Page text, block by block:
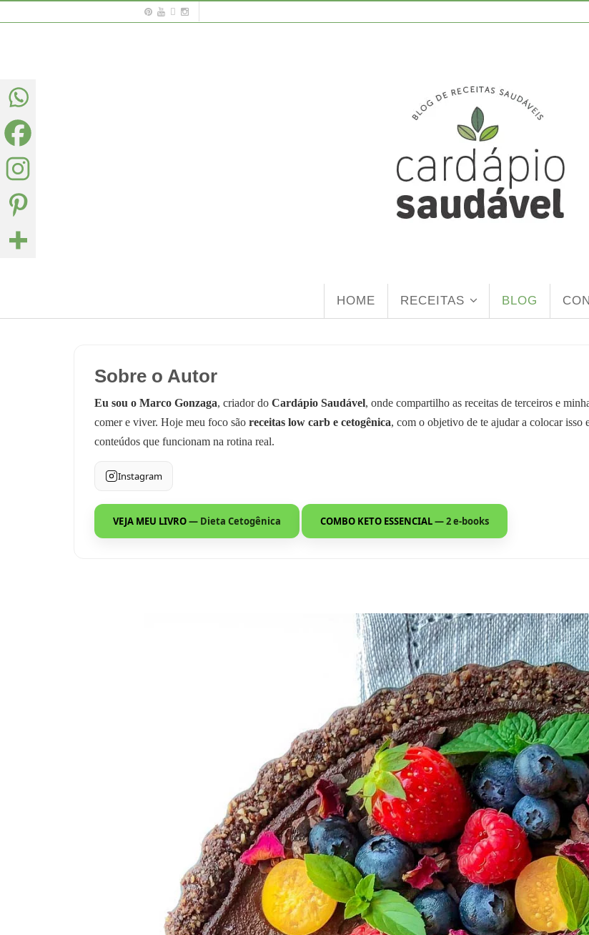
HOME RECEITAS BLOG
Sobre o Autor
Eu sou o Marco Gonzaga, criador do Cardápio Saudável, onde compartilho as receitas de terceiros e
comer e viver. Hoje meu foco são receitas low carb e cetogênica, com o objetivo de te ajudar a colocar isso
conteúdos que funcionam na rotina real.
Instagram
VEJA MEU LIVRO— Dieta Cetogênica COMBO KETO ESSENCIAL— 2 e-books